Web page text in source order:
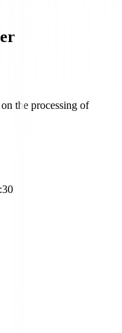
the processing of